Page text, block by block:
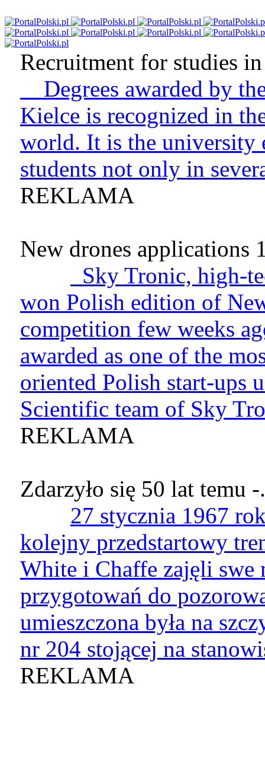
Recruitment for studies
Degrees awarded by
Kielce is recognized in
world. It is the university
students not only in
REKLAMA
New drones applications
Sky Tronic, high-
won Polish edition of
competition few weeks
awarded as one of the
oriented Polish start-ups
Scientific team of Sky
REKLAMA
Zdarzyło się 50 lat temu
27 stycznia 1967
kolejny przedstartowy
White i Chaffe zajęli swe
przygotowań do
umieszczona była na
nr 204 stojącej na
REKLAMA